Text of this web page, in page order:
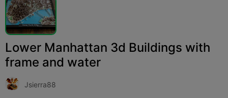
Lower Manhattan 3d Buildings with
frame and water
Jsierra88